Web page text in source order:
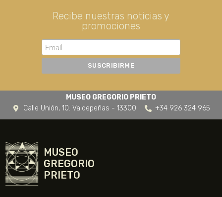
FUNDACIÓN
NOTICIAS
Recibe nuestras noticias y
promociones
MUSEO GREGORIO PRIETO
Calle Unión, 10. Valdepeñas - 13300
+34 926 324 965
MUSEO
GREGORIO
PRIETO